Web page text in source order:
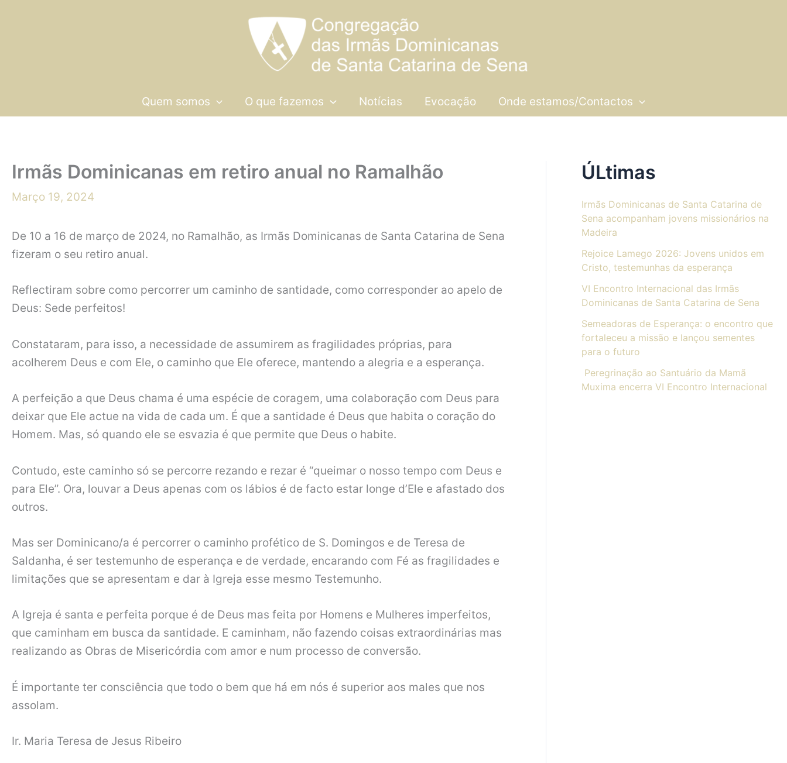
Quem somos O que fazemos Notícias Evocação Onde estamos/Contactos
Irmãs Dominicanas em retiro anual no Ramalhão
Março 19, 2024
De 10 a 16 de março de 2024, no Ramalhão, as Irmãs Dominicanas de Santa Catarina de Sena
fizeram o seu retiro anual.
Reflectiram sobre como percorrer um caminho de santidade, como corresponder ao apelo de
Deus: Sede perfeitos!
Constataram, para isso, a necessidade de assumirem as fragilidades próprias, para
acolherem Deus e com Ele, o caminho que Ele oferece, mantendo a alegria e a esperança.
A perfeição a que Deus chama é uma espécie de coragem, uma colaboração com Deus para
deixar que Ele actue na vida de cada um. É que a santidade é Deus que habita o coração do
Homem. Mas, só quando ele se esvazia é que permite que Deus o habite.
Contudo, este caminho só se percorre rezando e rezar é “queimar o nosso tempo com Deus e
para Ele”. Ora, louvar a Deus apenas com os lábios é de facto estar longe d’Ele e afastado dos
outros.
Mas ser Dominicano/a é percorrer o caminho profético de S. Domingos e de Teresa de
Saldanha, é ser testemunho de esperança e de verdade, encarando com Fé as fragilidades e
limitações que se apresentam e dar à Igreja esse mesmo Testemunho.
A Igreja é santa e perfeita porque é de Deus mas feita por Homens e Mulheres imperfeitos,
que caminham em busca da santidade. E caminham, não fazendo coisas extraordinárias mas
realizando as Obras de Misericórdia com amor e num processo de conversão.
É importante ter consciência que todo o bem que há em nós é superior aos males que nos
assolam.
Ir. Maria Teresa de Jesus Ribeiro
ÚLtimas
Irmãs Dominicanas de Santa Catarina de
Sena acompanham jovens missionários na
Madeira
Rejoice Lamego 2026: Jovens unidos em
Cristo, testemunhas da esperança
VI Encontro Internacional das Irmãs
Dominicanas de Santa Catarina de Sena
Semeadoras de Esperança: o encontro que
fortaleceu a missão e lançou sementes
para o futuro
Peregrinação ao Santuário da Mamã
Muxima encerra VI Encontro Internacional